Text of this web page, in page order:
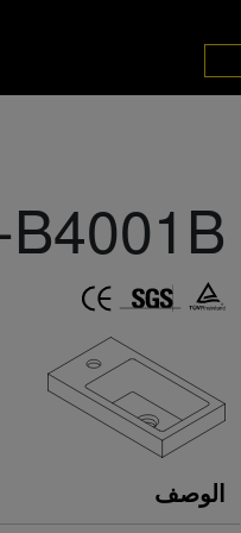
B4001B
الوصف